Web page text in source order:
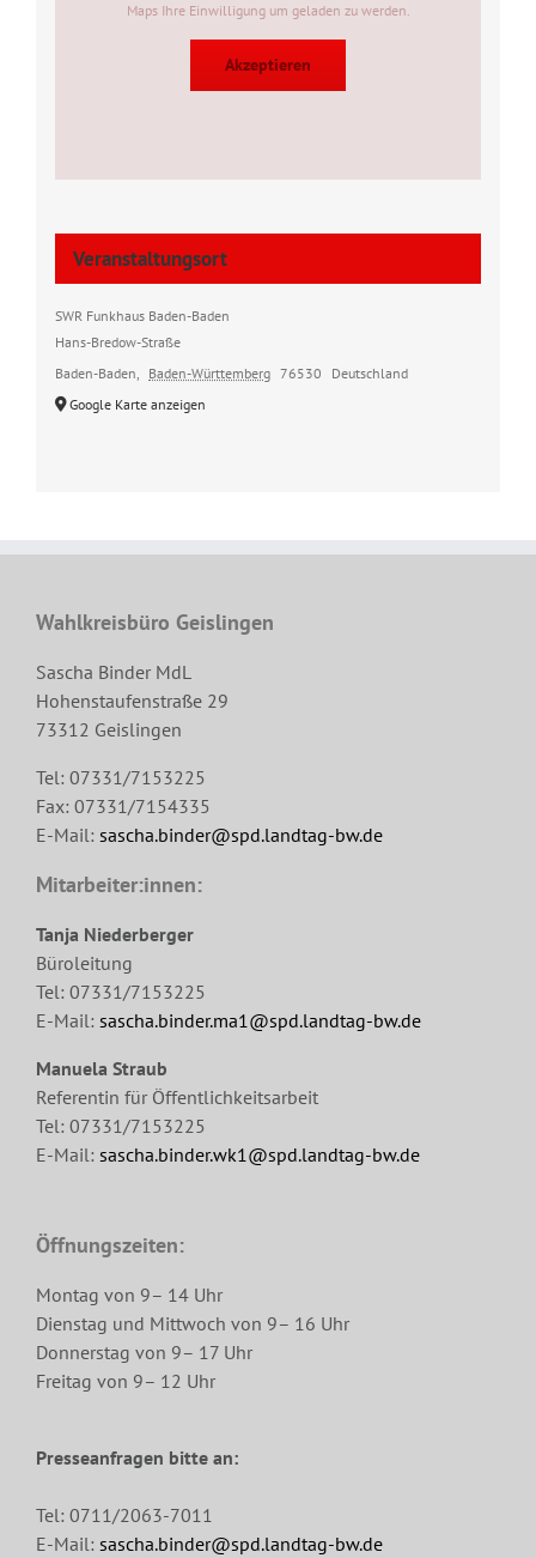
Veranstaltungsort
SWR Funkhaus Baden-Baden
Hans-Bredow-Straße
Baden-Baden
Baden-Württemberg 76530
Deutschland
Google Karte anzeigen
Maps Ihre Einwilligung um geladen zu werden.
Akzeptieren
Wahlkreisbüro Geislingen
Sascha Binder MdL
Hohenstaufenstraße 29
73312 Geislingen
Tel: 07331/7153225
Fax: 07331/7154335
E-Mail: sascha.binder@spd.landtag-bw.de
Mitarbeiter:innen:
Tanja Niederberger
Büroleitung
Tel: 07331/7153225
E-Mail: sascha.binder.ma1@spd.landtag-bw.de
Manuela Straub
Referentin für Öffentlichkeitsarbeit
Tel: 07331/7153225
E-Mail: sascha.binder.wk1@spd.landtag-bw.de
Öffnungszeiten:
Montag von 9– 14 Uhr
Dienstag und Mittwoch von 9– 16 Uhr
Donnerstag von 9– 17 Uhr
Freitag von 9– 12 Uhr
Presseanfragen bitte an:
Tel: 0711/2063-7011
E-Mail: sascha.binder@spd.landtag-bw.de